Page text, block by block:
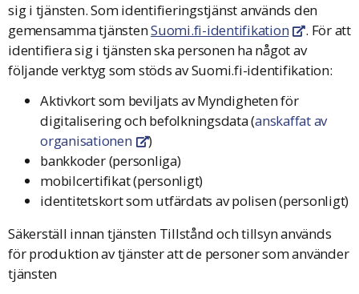
sig i tjänsten. Som identifieringstjänst används den
gemensamma tjänstenSuomi.fi-identifikation Öppnas i
. För att
identifiera sig i tjänsten ska personen ha något av
följande verktyg som stöds av Suomi.fi-identifikation:
Aktivkort som beviljats av Myndigheten för
digitalisering och befolkningsdata (anskaffat av
organisationen
Öppnas i en ny flik
)
bankkoder (personliga)
mobilcertifikat (personligt)
identitetskort som utfärdats av polisen (personligt)
Säkerställ innan tjänsten Tillstånd och tillsyn används
för produktion av tjänster att de personer som använder
tjänsten